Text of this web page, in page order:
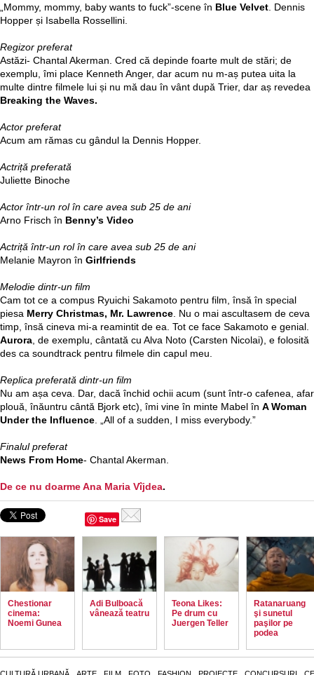
„Mommy, mommy, baby wants to fuck”-scene în Blue Velvet. Dennis
Hopper și Isabella Rossellini.
Regizor preferat
Astăzi- Chantal Akerman. Cred că depinde foarte mult de stări; de
exemplu, îmi place Kenneth Anger, dar acum nu m-aș putea uita la
multe dintre filmele lui și nu mă dau în vânt după Trier, dar aș revedea
Breaking the Waves.
Actor preferat
Acum am rămas cu gândul la Dennis Hopper.
Actriță preferată
Juliette Binoche
Actor într-un rol în care avea sub 25 de ani
Arno Frisch în Benny’s Video
Actriță într-un rol în care avea sub 25 de ani
Melanie Mayron în Girlfriends
Melodie dintr-un film
Cam tot ce a compus Ryuichi Sakamoto pentru film, însă în special
piesa Merry Christmas, Mr. Lawrence. Nu o mai ascultasem de ceva
timp, însă cineva mi-a reamintit de ea. Tot ce face Sakamoto e genial.
Aurora, de exemplu, cântată cu Alva Noto (Carsten Nicolai), e folosită
des ca soundtrack pentru filmele din capul meu.
Replica preferată dintr-un film
Nu am așa ceva. Dar, dacă închid ochii acum (sunt într-o cafenea,
plouă, înăuntru cântă Bjork etc), îmi vine în minte Mabel în A Woman
Under the Influence. „All of a sudden, I miss everybody.”
Finalul preferat
News From Home- Chantal Akerman.
De ce nu doarme Ana Maria Vîjdea.
Save
Chestionar
cinema:
Noemi Gunea
Adi Bulboacă
vânează teatru
Teona Likes:
Pe drum cu
Juergen Teller
Ratanaruang
şi sunetul
paşilor pe
podea